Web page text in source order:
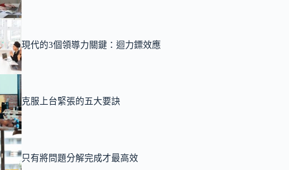
現代的3個領導力關鍵：迴力鏢效應
克服上台緊張的五大要訣
只有將問題分解完成才最高效